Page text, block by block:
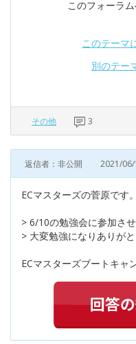
このフォーラ
このテーマ
別のテー
その他 3
返信者：非公開 2021/06/
ECマスターズの菅原です。
> 6/10の勉強会に参加さ
> 大変勉強になりありがと
ECマスターズブートキ